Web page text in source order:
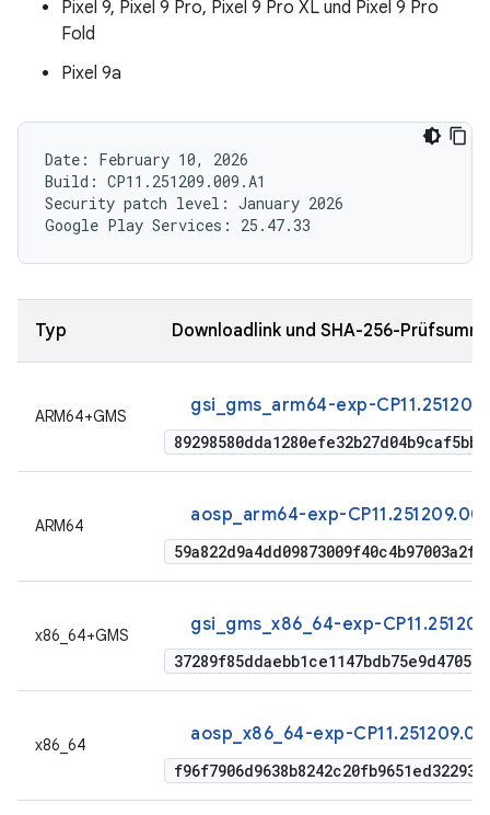
Pixel 9, Pixel 9 Pro, Pixel 9 Pro XL und Pixel 9 Pro
Fold
Pixel 9a
Date: February 10, 2026
Build: CP11.251209.009.A1
Security patch level: January 2026
Typ Downloadlink und SHA-256-
ARM64+GMS gsi_gms_arm64-exp-
ARM64 aosp_arm64-exp-
x86_64+GMS gsi_gms_x86_64-exp-
x86_64 aosp_x86_64-exp-